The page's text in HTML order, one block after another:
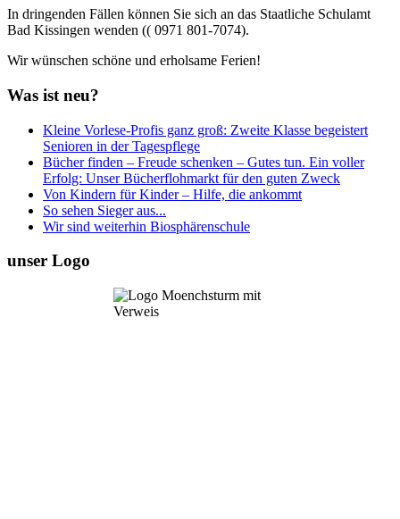
In dringenden Fällen können Sie sich an das Staatliche Schulamt
Bad Kissingen wenden (( 0971 801-7074).
Wir wünschen schöne und erholsame Ferien!
Was ist neu?
Kleine Vorlese-Profis ganz groß: Zweite Klasse begeistert
Senioren in der Tagespflege
Bücher finden – Freude schenken – Gutes tun. Ein voller
Erfolg: Unser Bücherflohmarkt für den guten Zweck
Von Kindern für Kinder – Hilfe, die ankommt
So sehen Sieger aus...
Wir sind weiterhin Biosphärenschule
unser Logo